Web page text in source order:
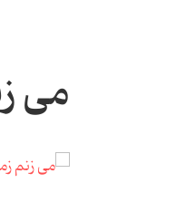
می